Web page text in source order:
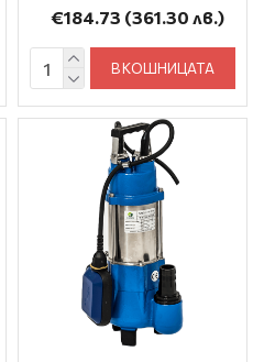
€184.73 (361.30 лв.)
В КОШНИЦАТА